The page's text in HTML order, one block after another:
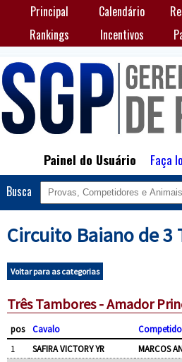
Principal Calendário
Rankings
Incentivos
Painel do Usuário Faça
Busca
Circuito Baiano de 3
Voltar para as categorias
Três Tambores - Amador
pos Cavalo
1
SAFIRA VICTORY YR MARCOS